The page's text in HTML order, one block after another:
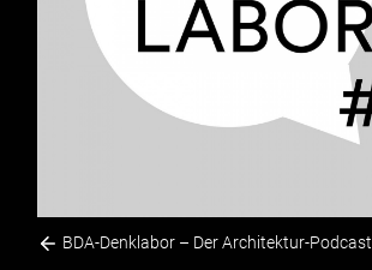
BDA-Denklabor – Der Architektur-Podcast